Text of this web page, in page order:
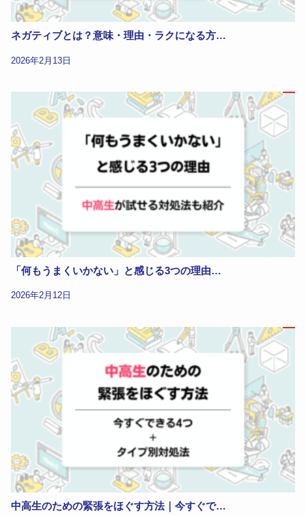
ネガティブとは？意味・理由・ラクになる方…
2026年2月13日
「何もうまくいかない」と感じる3つの理由…
2026年2月12日
中高生のための緊張をほぐす方法｜今すぐで…